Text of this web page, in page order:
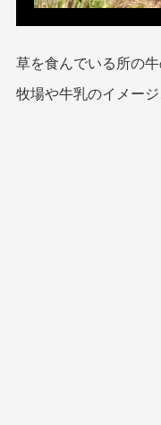
草を食んでいる所の
牧場や牛乳のイメー